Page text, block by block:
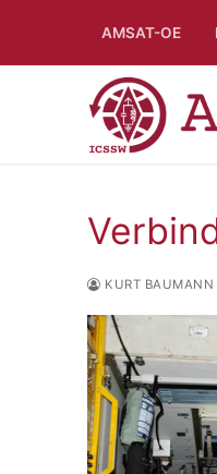
content
AMSAT-OE
KURT BAUMANN